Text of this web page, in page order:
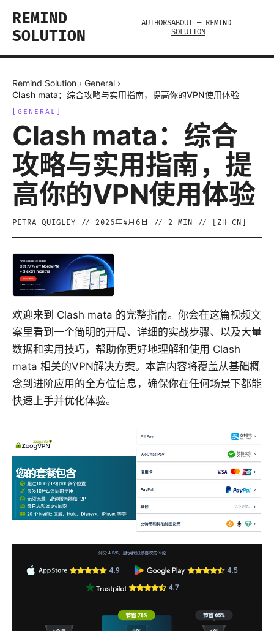
REMIND
SOLUTION
AUTHORSABOUT — REMIND
SOLUTION
Remind Solution › General ›
Clash mata：综合攻略与实用指南，提高你的VPN使用体验
GENERAL
Clash mata：综合
攻略与实用指南，提
高你的VPN使用体验
PETRA QUIGLEY // 2026年4月6日 // 2 MIN // [ ZH-CN
欢迎来到 Clash mata 的完整指南。你会在这篇视频文
案里看到一个简明的开局、详细的实战步骤、以及大量
数据和实用技巧，帮助你更好地理解和使用 Clash
mata 相关的VPN解决方案。本篇内容将覆盖从基础概
念到进阶应用的全方位信息，确保你在任何场景下都能
快速上手并优化体验。